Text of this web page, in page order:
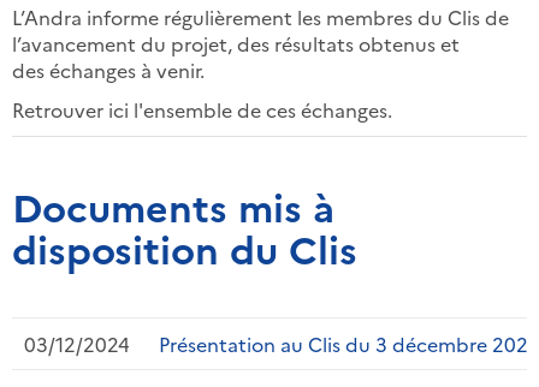
L’Andra informe régulièrement les membres du Clis de
l’avancement du projet, des résultats obtenus et
des échanges à venir.
Retrouver ici l'ensemble de ces échanges.
Documents mis à
disposition du Clis
03/12/2024
Présentation au Clis du 3 décembre